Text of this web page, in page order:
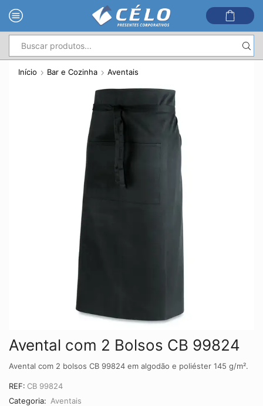
de
pesquisa
Início Bar e Cozinha Aventais
Avental com 2 Bolsos CB 99824
Avental com 2 bolsos CB 99824 em algodão e poliéster 145 g/m².
REF: CB 99824
Categoria: Aventais